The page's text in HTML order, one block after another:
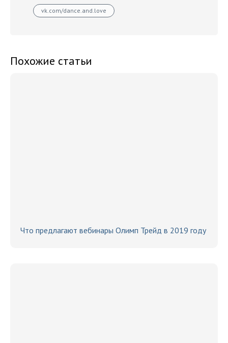
vk.com/dance.and.love
Похожие статьи
Что предлагают вебинары Олимп Трейд в 2019 году